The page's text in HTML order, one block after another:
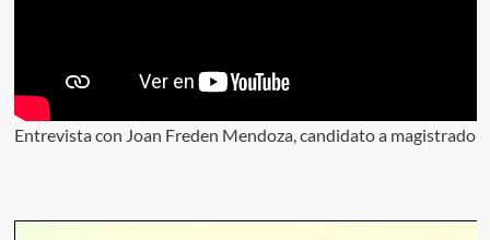
Entrevista con Joan Freden Mendoza, candidato a magistrado